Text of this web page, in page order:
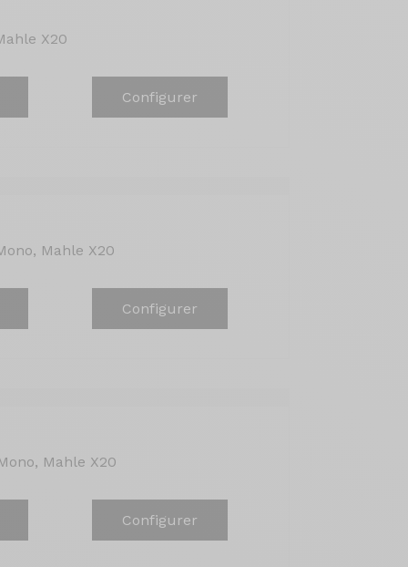
X20
Configurer
Mahle X20
Configurer
Mahle X20
Configurer